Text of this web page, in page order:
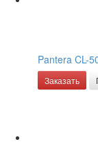
Pantera CL-
Заказать